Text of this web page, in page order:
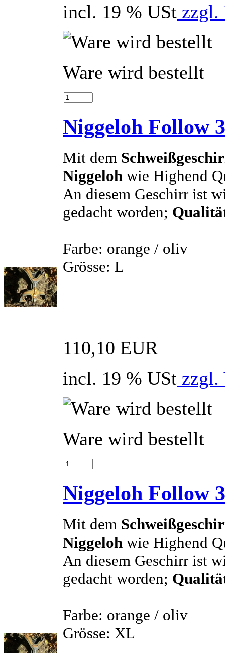
incl. 19 % USt zzgl.
Ware wird bestellt
Niggeloh Follow
Mit dem
Niggeloh wie Highend
An diesem Geschirr ist
gedacht worden;
Farbe: orange / oliv
Grösse: L
110,10 EUR
incl. 19 % USt zzgl.
Ware wird bestellt
Niggeloh Follow
Mit dem
Niggeloh wie Highend
An diesem Geschirr ist
gedacht worden;
Farbe: orange / oliv
Grösse: XL